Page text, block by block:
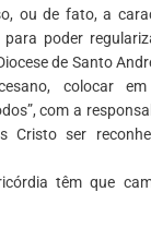
ou de fato, a
poder
de Santo
colocar
com a
Cristo ser
têm que